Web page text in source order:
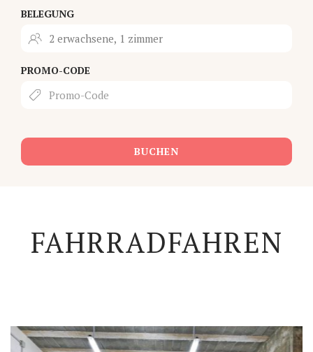
BELEGUNG
PROMO-CODE
BUCHEN
FAHRRADFAHREN